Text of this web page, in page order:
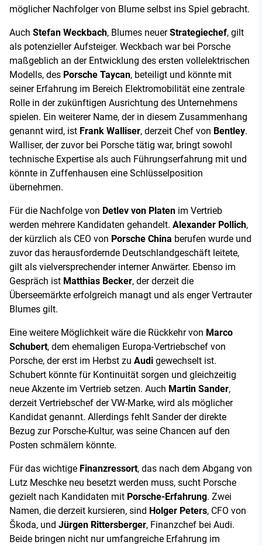
möglicher Nachfolger von Blume selbst ins Spiel gebracht.
Auch Stefan Weckbach, Blumes neuerStrategiechef, gilt
als potenzieller Aufsteiger. Weckbach war bei Porsche
maßgeblich an der Entwicklung des ersten vollelektrischen
Modells, des Porsche Taycan, beteiligt und könnte mit
seiner Erfahrung im Bereich Elektromobilität eine zentrale
Rolle in der zukünftigen Ausrichtung des Unternehmens
spielen. Ein weiterer Name, der in diesem Zusammenhang
genannt wird, ist Frank Walliser, derzeit Chef von Bentley.
Walliser, der zuvor bei Porsche tätig war, bringt sowohl
technische Expertise als auch Führungserfahrung mit und
könnte in Zuffenhausen eine Schlüsselposition
übernehmen.
Für die Nachfolge von Detlev von Platen im Vertrieb
werden mehrere Kandidaten gehandelt. Alexander Pollich,
der kürzlich als CEO von Porsche China berufen wurde und
zuvor das herausfordernde Deutschlandgeschäft leitete,
gilt als vielversprechender interner Anwärter. Ebenso im
Gespräch ist Matthias Becker, der derzeit die
Überseemärkte erfolgreich managt und als enger Vertrauter
Blumes gilt.
Eine weitere Möglichkeit wäre die Rückkehr von Marco
Schubert, dem ehemaligen Europa-Vertriebschef von
Porsche, der erst im Herbst zu Audi gewechselt ist.
Schubert könnte für Kontinuität sorgen und gleichzeitig
neue Akzente im Vertrieb setzen. Auch Martin Sander,
derzeit Vertriebschef der VW-Marke, wird als möglicher
Kandidat genannt. Allerdings fehlt Sander der direkte
Bezug zur Porsche-Kultur, was seine Chancen auf den
Posten schmälern könnte.
Für das wichtige Finanzressort, das nach dem Abgang von
Lutz Meschke neu besetzt werden muss, sucht Porsche
gezielt nach Kandidaten mit Porsche-Erfahrung. Zwei
Namen, die derzeit kursieren, sind Holger Peters, CFO von
Škoda, und Jürgen Rittersberger, Finanzchef bei Audi.
Beide bringen nicht nur umfangreiche Erfahrung im